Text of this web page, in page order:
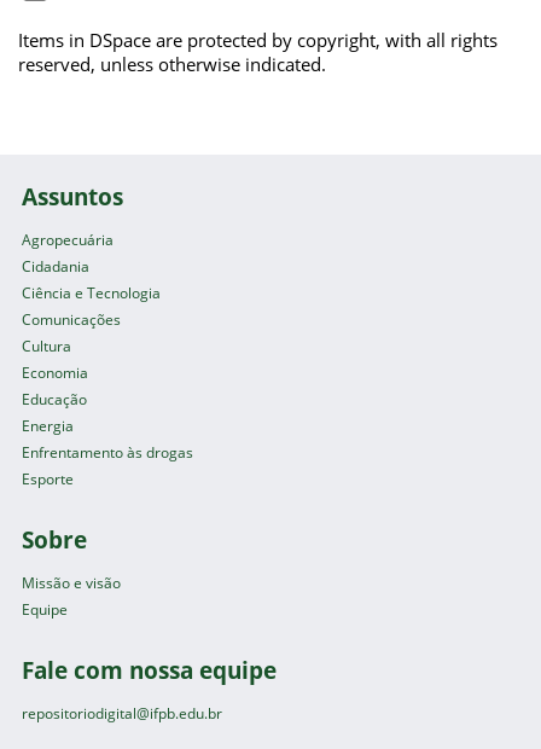
Items in DSpace are protected by copyright, with all rights
reserved, unless otherwise indicated.
Assuntos
Agropecuária
Cidadania
Ciência e Tecnologia
Comunicações
Cultura
Economia
Educação
Energia
Enfrentamento às drogas
Esporte
Sobre
Missão e visão
Equipe
Fale com nossa equipe
repositoriodigital@ifpb.edu.br